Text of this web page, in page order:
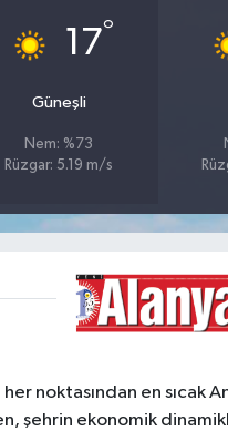
17°
Güneşli
Nem: %73
Rüzgar: 5.19 m/s
noktasından en sıcak
şehrin ekonomik